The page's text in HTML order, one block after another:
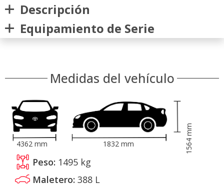
Descripción
Equipamiento de Serie
Medidas del vehículo
1564
mm
4362mm 1832 mm
Peso: 1495 kg
Maletero: 388 L